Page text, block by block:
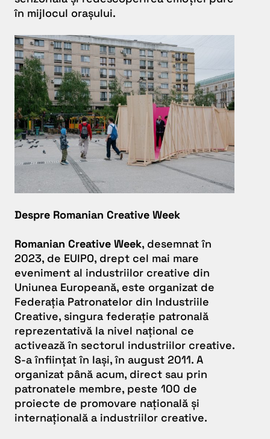
în mijlocul orașului.
Despre Romanian Creative Week
Romanian Creative Week, desemnat în
2023, de EUIPO, drept cel mai mare
eveniment al industriilor creative din
Uniunea Europeană, este organizat de
Federația Patronatelor din Industriile
Creative, singura federație patronală
reprezentativă la nivel național ce
activează în sectorul industriilor creative.
S-a înființat în Iași, în august 2011. A
organizat până acum, direct sau prin
patronatele membre, peste 100 de
proiecte de promovare națională și
internațională a industriilor creative.